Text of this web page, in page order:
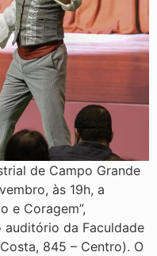
de Campo Grande
às 19h, a
e Coragem”,
da Faculdade
845 – Centro). O